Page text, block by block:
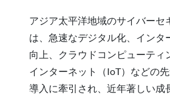
アジア太平洋地域のサイバーセ
は、急速なデジタル化、インタ
向上、クラウドコンピューティ
インターネット（IoT）などの
導入に牽引され、近年著しい成